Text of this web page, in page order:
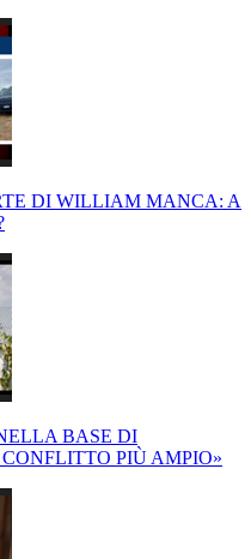
DI WILLIAM MANCA: A
BASE DI
PIÙ AMPIO»